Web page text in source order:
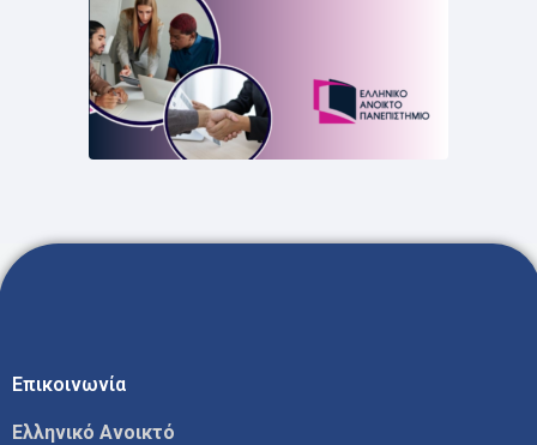
Επικοινωνία
Ελληνικό Ανοικτό